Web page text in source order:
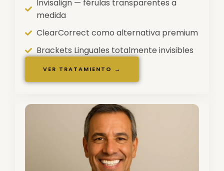
Invisalign — férulas transparentes a
medida
ClearCorrect como alternativa premium
Brackets Linguales totalmente invisibles
VER TRATAMIENTO →